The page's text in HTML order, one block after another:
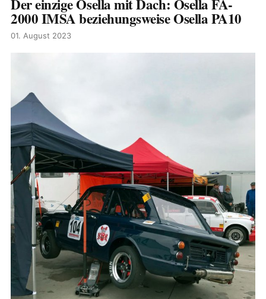
Der einzige Osella mit Dach: Osella FA-
2000 IMSA beziehungsweise Osella PA10
01. August 2023